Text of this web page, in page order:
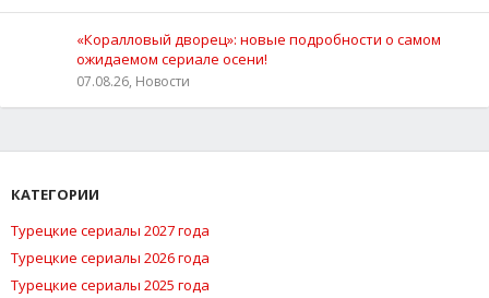
«Коралловый дворец»: новые подробности о самом
ожидаемом сериале осени!
07.08.26, Новости
КАТЕГОРИИ
Турецкие сериалы 2027 года
Турецкие сериалы 2026 года
Турецкие сериалы 2025 года